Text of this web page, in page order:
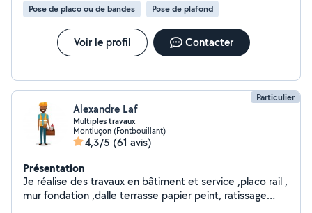
Pose de placo ou de bandes Pose de plafond
Voir le profil Contacter
Particulier
Alexandre Laf
Multiples travaux
Montluçon (Fontbouillant)
4,3/5 (61 avis)
Présentation
Je réalise des travaux en bâtiment et service ,placo rail ,
mur fondation ,dalle terrasse papier peint, ratissage